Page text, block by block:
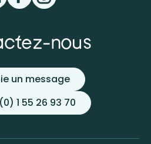
nous
un message
1 55 26 93 70